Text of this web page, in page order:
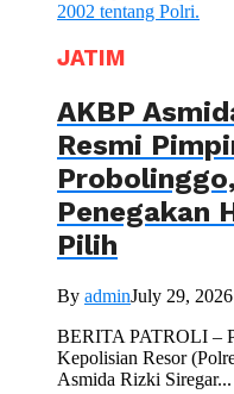
JATIM
AKBP
Resmi
Penegakan
Pilih
By adminJuly 29, 2026
BERITA PATROLI –
Kepolisian Resor
Asmida Rizki Siregar...